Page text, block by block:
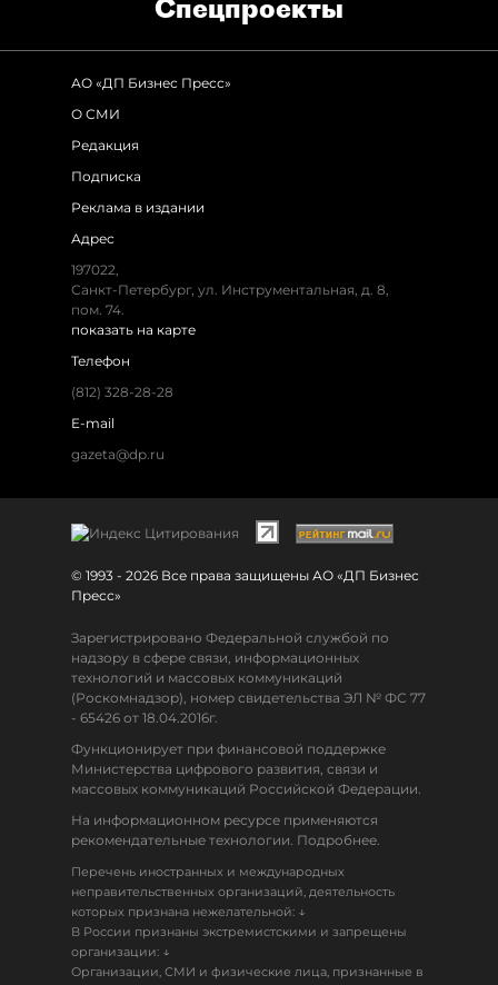
Спец­проекты
АО «ДП Бизнес Пресс»
О СМИ
Редакция
Подписка
Реклама в издании
Адрес
197022,
Санкт-Петербург, ул. Инструментальная, д. 8,
пом. 74.
показать на карте
Телефон
(812) 328-28-28
E-mail
gazeta@dp.ru
© 1993 - 2026 Все права защищены АО «ДП Бизнес
Пресс»
Зарегистрировано Федеральной службой по
надзору в сфере связи, информационных
технологий и массовых коммуникаций
(Роскомнадзор), номер свидетельства ЭЛ № ФС 77
- 65426 от 18.04.2016г.
Функционирует при финансовой поддержке
Министерства цифрового развития, связи и
массовых коммуникаций Российской Федерации.
На информационном ресурсе применяются
рекомендательные технологии. Подробнее.
Перечень иностранных и международных
неправительственных организаций, деятельность
которых признана нежелательной: ↓
В России признаны экстремистскими и запрещены
организации: ↓
Организации, СМИ и физические лица, признанные в